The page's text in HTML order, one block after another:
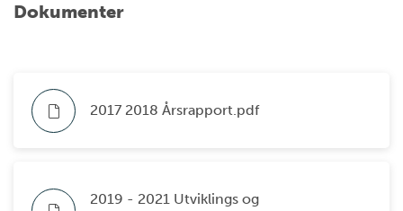
Dokumenter
2017 2018 Årsrapport.pdf
2019 - 2021 Utviklings og